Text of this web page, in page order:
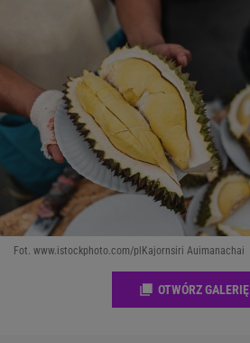
Fot. www.istockphoto.com/plKajornsiri Auimanachai
OTWÓRZ GALERIĘ